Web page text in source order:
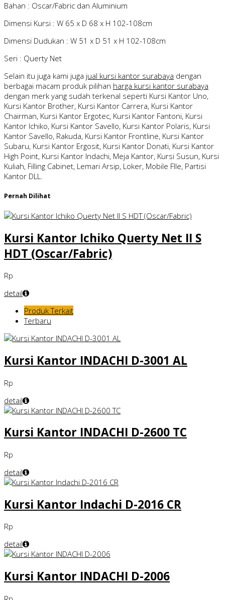
Bahan : Oscar/Fabric dan Aluminium
Dimensi Kursi : W 65 x D 68 x H 102-108cm
Dimensi Dudukan : W 51 x D 51 x H 102-108cm
Seri : Querty Net
Selain itu juga kami juga jual kursi kantor surabaya dengan
berbagai macam produk pilihan harga kursi kantor surabaya
dengan merk yang sudah terkenal seperti Kursi Kantor Uno,
Kursi Kantor Brother, Kursi Kantor Carrera, Kursi Kantor
Chairman, Kursi Kantor Ergotec, Kursi Kantor Fantoni, Kursi
Kantor Ichiko, Kursi Kantor Savello, Kursi Kantor Polaris, Kursi
Kantor Savello, Rakuda, Kursi Kantor Frontline, Kursi Kantor
Subaru, Kursi Kantor Ergosit, Kursi Kantor Donati, Kursi Kantor
High Point, Kursi Kantor Indachi, Meja Kantor, Kursi Susun, Kursi
Kuliah, Filling Cabinet, Lemari Arsip, Loker, Mobile FIle, Partisi
Kantor DLL.
Pernah Dilihat
Kursi Kantor Ichiko Querty Net II S
HDT (Oscar/Fabric)
Rp
detail
Produk Terkait
Terbaru
Kursi Kantor INDACHI D-3001 AL
Rp
detail
Kursi Kantor INDACHI D-2600 TC
Rp
detail
Kursi Kantor Indachi D-2016 CR
Rp
detail
Kursi Kantor INDACHI D-2006